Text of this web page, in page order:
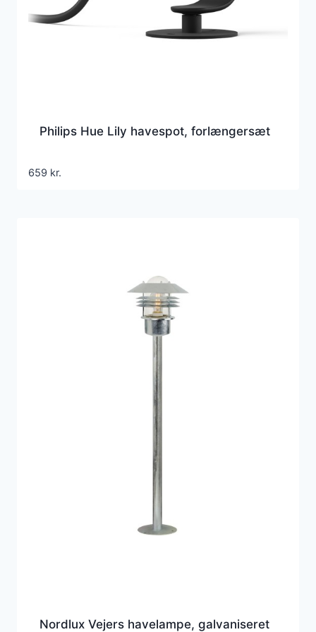
Philips Hue Lily havespot, forlængersæt
659 kr.
Nordlux Vejers havelampe, galvaniseret